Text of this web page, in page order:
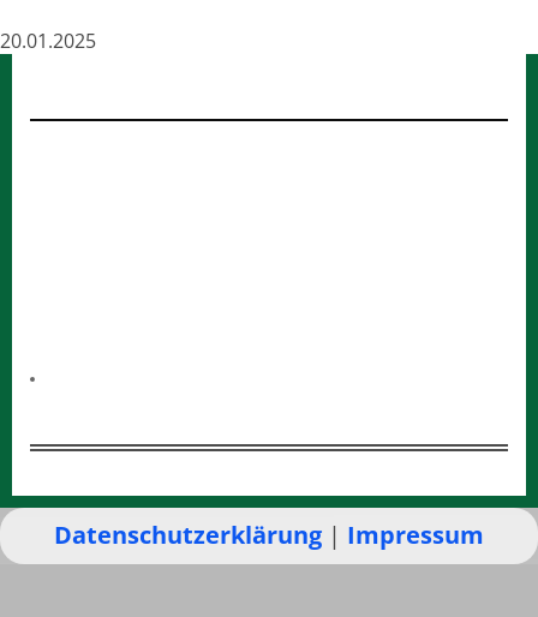
20.01.2025
Datenschutzerklärung | Impressum